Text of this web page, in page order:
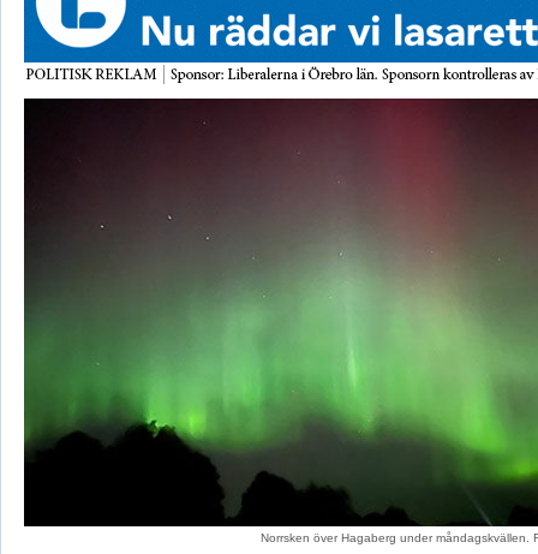
Norrsken över Hagaberg under måndagskvällen.